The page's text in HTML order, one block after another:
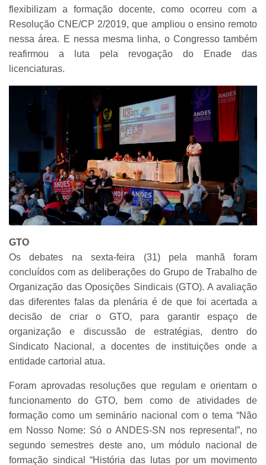
flexibilizam a formação docente, como ocorreu com a
Resolução CNE/CP 2/2019, que ampliou o ensino remoto
nessa área. E nessa mesma linha, o Congresso também
reafirmou a luta pela revogação do Enade das
licenciaturas.
GTO
Os debates na sexta-feira (31) pela manhã foram
concluídos com as deliberações do Grupo de Trabalho de
Organização das Oposições Sindicais (GTO). A avaliação
das diferentes falas da plenária é de que foi acertada a
decisão de criar o GTO, para garantir espaço de
organização e discussão de estratégias, dentro do
Sindicato Nacional, a docentes de instituições onde a
entidade cartorial atua.
Foram aprovadas resoluções que regulam e orientam o
funcionamento do GTO, bem como de atividades de
formação como um seminário nacional com o tema “Não
em Nosso Nome: Só o ANDES-SN nos representa!”, no
segundo semestres deste ano, um módulo nacional de
formação sindical “História das lutas por um movimento